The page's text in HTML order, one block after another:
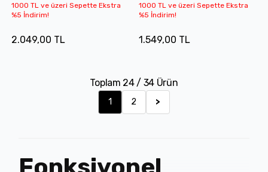
1000 TL ve üzeri Sepette Ekstra
%5 İndirim!
2.049,00 TL
1000 TL ve üzeri Sepette Ekstra
%5 İndirim!
1.549,00 TL
Toplam 24/ 34 Ürün
1 2 >